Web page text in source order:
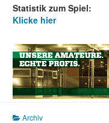
Statistik zum Spiel:
Klicke hier
Archiv